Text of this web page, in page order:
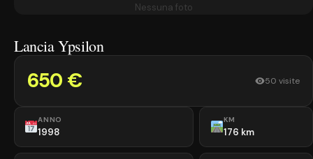
Nessuna foto
Lancia Ypsilon
650 € 50 visite
ANNO
1998
KM
176 km